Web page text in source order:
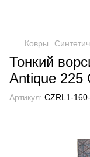
Ковры
Тонкий
Antique 225
Артикул: CZRL1-